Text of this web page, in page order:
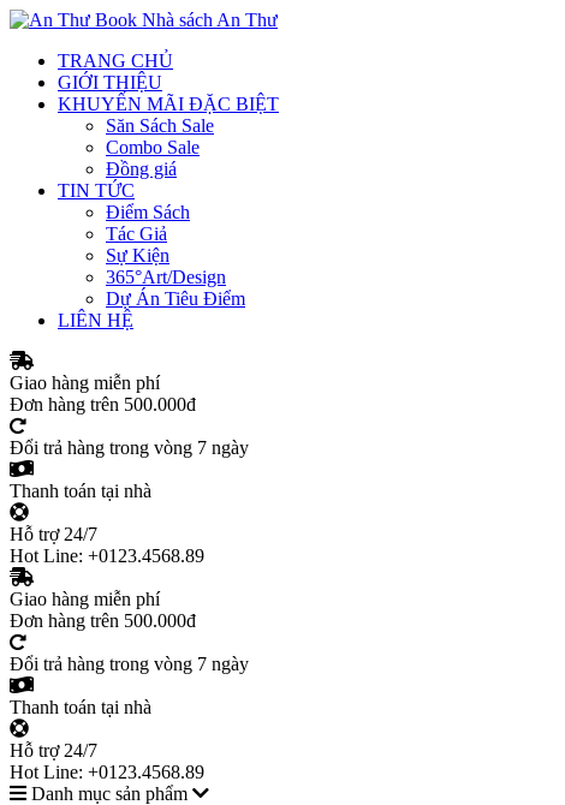
Nhà sách An Thư
TRANG CHỦ
GIỚI THIỆU
KHUYẾN MÃI ĐẶC BIỆT
Săn Sách Sale
Combo Sale
Đồng giá
TIN TỨC
Điểm Sách
Tác Giả
Sự Kiện
365°Art/Design
Dự Án Tiêu Điểm
LIÊN HỆ
Giao hàng miễn phí
Đơn hàng trên 500.000đ
Đổi trả hàng trong vòng 7 ngày
Thanh toán tại nhà
Hỗ trợ 24/7
Hot Line: +0123.4568.89
Giao hàng miễn phí
Đơn hàng trên 500.000đ
Đổi trả hàng trong vòng 7 ngày
Thanh toán tại nhà
Hỗ trợ 24/7
Hot Line: +0123.4568.89
Danh mục sản phẩm